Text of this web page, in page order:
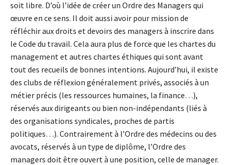
soit libre. D’où l’idée de créer un Ordre des Managers qui
œuvre en ce sens. Il doit aussi avoir pour mission de
réfléchir aux droits et devoirs des managers à inscrire dans
le Code du travail. Cela aura plus de force que les chartes du
management et autres chartes éthiques qui sont avant
tout des recueils de bonnes intentions. Aujourd’hui, il existe
des clubs de réflexion généralement privés, associés à un
métier précis (les ressources humaines, la finance…),
réservés aux dirigeants ou bien non-indépendants (liés à
des organisations syndicales, proches de partis
politiques…). Contrairement à l’Ordre des médecins ou des
avocats, réservés à un type de diplôme, l’Ordre des
managers doit être ouvert à une position, celle de manager.